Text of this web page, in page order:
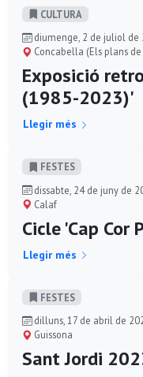
CULTURA
diumenge, 2 de juliol de
Concabella (Els plans de
Exposició
(1985-2023)'
Llegir més
FESTES
dissabte, 24 de juny de
Calaf
Cicle 'Cap Cor
Llegir més
FESTES
dilluns, 17 de abril de
Guissona
Sant Jordi